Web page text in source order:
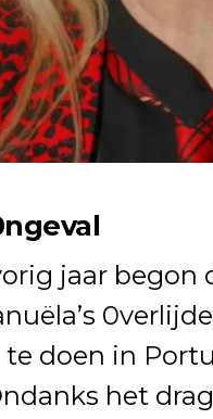
jaar
doen in
het